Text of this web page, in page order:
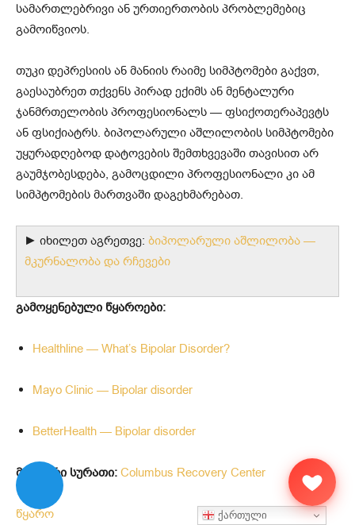
სამართლებრივი ან ურთიერთობის პრობლემებიც
გამოიწვიოს.
თუკი დეპრესიის ან მანიის რაიმე სიმპტომები გაქვთ,
გაესაუბრეთ თქვენს პირად ექიმს ან მენტალური
ჯანმრთელობის პროფესიონალს — ფსიქოთერაპევტს
ან ფსიქიატრს. ბიპოლარული აშლილობის სიმპტომები
უყურადღებოდ დატოვების შემთხვევაში თავისით არ
გაუმჯობესდება, გამოცდილი პროფესიონალი კი ამ
სიმპტომების მართვაში დაგეხმარებათ.
► იხილეთ აგრეთვე: ბიპოლარული აშლილობა —
მკურნალობა და რჩევები
გამოყენებული წყაროები:
Healthline — What’s Bipolar Disorder?
Mayo Clinic — Bipolar disorder
BetterHealth — Bipolar disorder
მთავარი სურათი: Columbus Recovery Center
წყარო ქართული